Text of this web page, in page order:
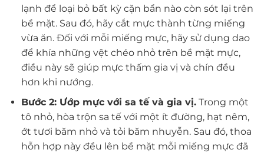
lạnh để loại bỏ bất kỳ cặn bẩn nào còn sót lại trên
bề mặt. Sau đó, hãy cắt mực thành từng miếng
vừa ăn. Đối với mỗi miếng mực, hãy sử dụng dao
để khía những vệt chéo nhỏ trên bề mặt mực,
điều này sẽ giúp mực thấm gia vị và chín đều
hơn khi nướng.
Bước 2: Ướp mực với sa tế và gia vị.Trong một
tô nhỏ, hòa trộn sa tế với một ít đường, hạt nêm,
ớt tươi băm nhỏ và tỏi băm nhuyễn. Sau đó, thoa
hỗn hợp này đều lên bề mặt mỗi miếng mực đã